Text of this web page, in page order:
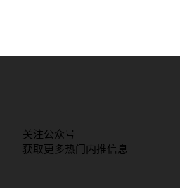
关注公众号
获取更多热门内推信息